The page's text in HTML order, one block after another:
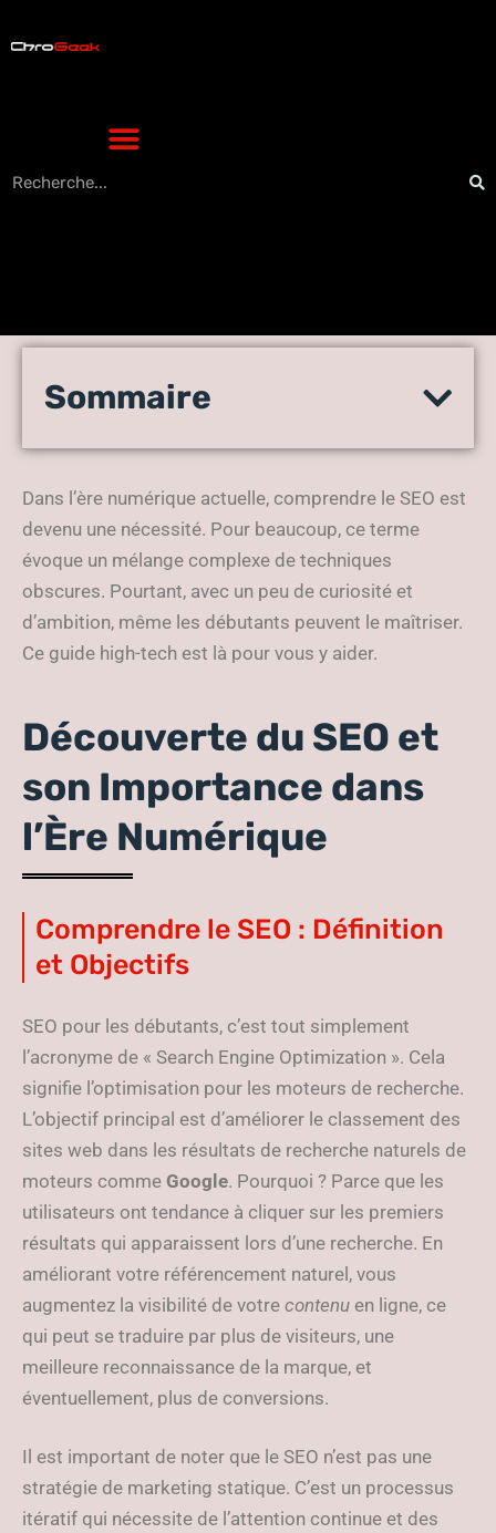
démystifier le seo : guide
curieux et ambitieux
Sommaire
Dans l’ère numérique actuelle, comprendre le SEO est
devenu une nécessité. Pour beaucoup, ce terme
évoque un mélange complexe de techniques
obscures. Pourtant, avec un peu de curiosité et
d’ambition, même les débutants peuvent le maîtriser.
Ce guide high-tech est là pour vous y aider.
Découverte du SEO et
son Importance dans
l’Ère Numérique
Comprendre le SEO : Définition
et Objectifs
SEO pour les débutants, c’est tout simplement
l’acronyme de « Search Engine Optimization ». Cela
signifie l’optimisation pour les moteurs de recherche.
L’objectif principal est d’améliorer le classement des
sites web dans les résultats de recherche naturels de
moteurs comme Google. Pourquoi ? Parce que les
utilisateurs ont tendance à cliquer sur les premiers
résultats qui apparaissent lors d’une recherche. En
améliorant votre référencement naturel, vous
augmentez la visibilité de votre contenu en ligne, ce
qui peut se traduire par plus de visiteurs, une
meilleure reconnaissance de la marque, et
éventuellement, plus de conversions.
Il est important de noter que le SEO n’est pas une
stratégie de marketing statique. C’est un processus
itératif qui nécessite de l’attention continue et des